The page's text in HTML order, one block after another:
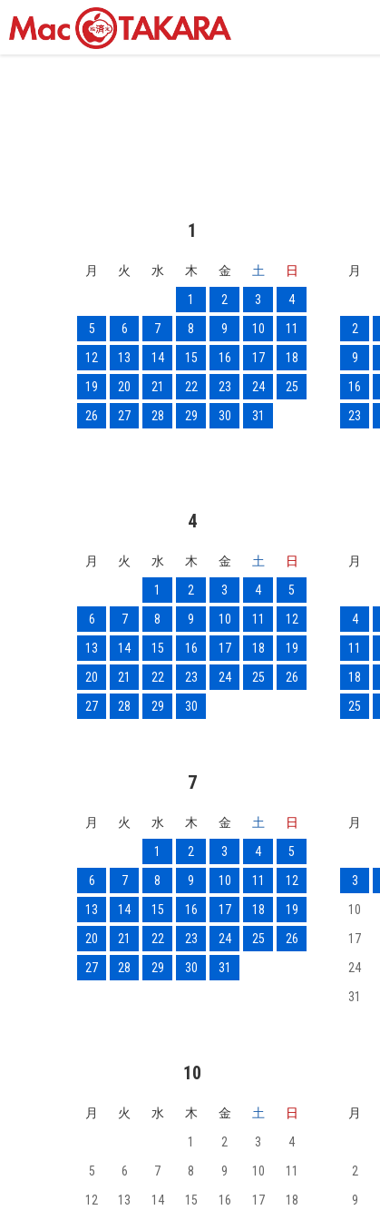
1
月 火 水 木 金 土
日
1
2 3
4
5
6 7 8 9 10
11
12
13 14 15 16 17
18
19
20 21 22 23 24
25
26
27 28 29 30 31
月
2
9
16
23
4
月 火 水 木 金 土
日
1
2 3 4
5
6
7 8 9 10 11
12
13
14 15 16 17 18
19
20
21 22 23 24 25
26
27
28 29 30
月
4
11
18
25
7
月 火 水 木 金 土
日
1
2 3 4
5
6
7 8 9 10 11
12
13
14 15 16 17 18
19
20
21 22 23 24 25
26
27
28 29 30 31
月
3
10
17
24
31
10
月 火 水 木 金 土
日
1
2 3
4
5
6 7 8 9 10
11
12
13 14 15 16 17 18
月
2
9